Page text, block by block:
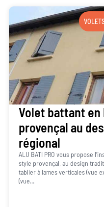
Volet battant
provençal au
régional
ALU BATI PRO vous propose
style provençal, au design
tablier à lames verticales (vue
(vue...